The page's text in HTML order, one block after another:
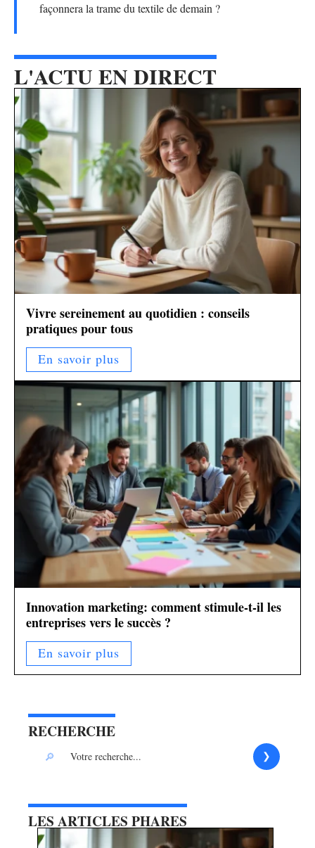
façonnera la trame du textile de demain ?
L'ACTU EN DIRECT
Vivre sereinement au quotidien : conseils
pratiques pour tous
En savoir plus
Innovation marketing: comment stimule-t-il les
entreprises vers le succès ?
En savoir plus
RECHERCHE
LES ARTICLES PHARES